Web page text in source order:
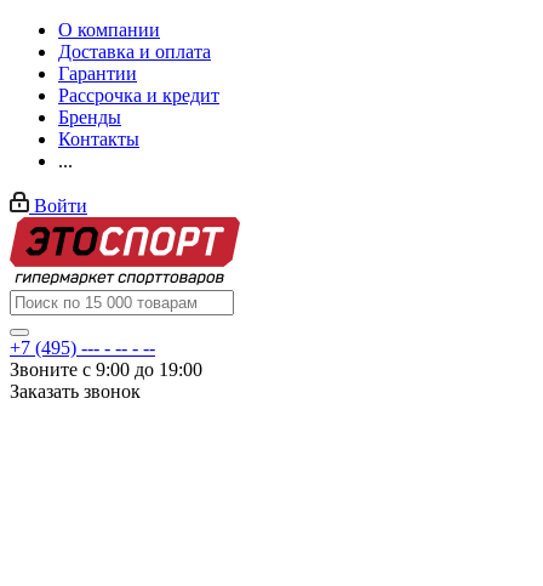
О компании
Доставка и оплата
Гарантии
Рассрочка и кредит
Бренды
Контакты
...
Войти
+7 (495) --- - -- - --
Звоните с 9:00 до 19:00
Заказать звонок